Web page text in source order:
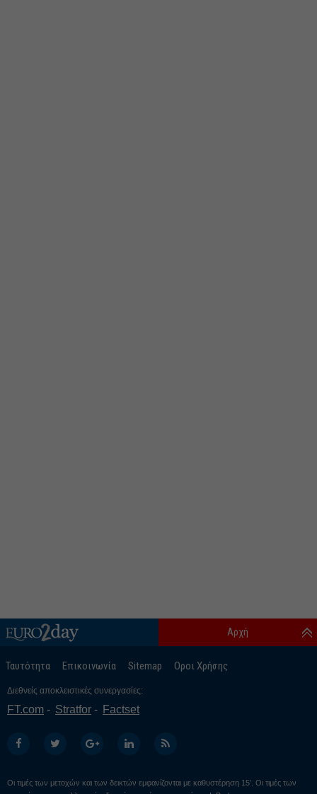
Ταυτότητα Επικοινωνία Sitemap Οροι Χρήσης
Αρχή
Διεθνείς αποκλειστικές συνεργασίες:
FT.com Stratfor Factset
Οι τιμές των μετοχών και των δεικτών εμφανίζονται με καθυστέρηση 15’. Οι τιμές των